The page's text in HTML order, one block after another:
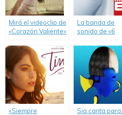
Mirá el videoclip de
«Corazón Valiente»
La banda de
sonido de «6
ya está
para descarga
digital.
«Siempre
Sia canta para